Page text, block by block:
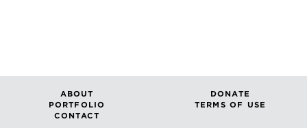
ABOUT
DONATE
PORTFOLIO
TERMS OF USE
CONTACT